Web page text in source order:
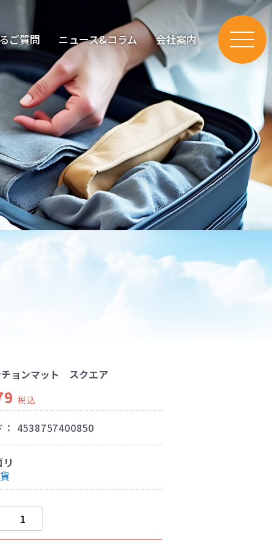
ョンマット スクエア
税込
4538757400850
ご質問 ニュース&コラム 会社案内